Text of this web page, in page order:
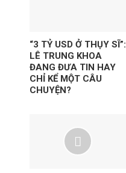
“3 TỶ USD Ở THỤY SĨ”:
LÊ TRUNG KHOA
ĐANG ĐƯA TIN HAY
CHỈ KỂ MỘT CÂU
CHUYỆN?